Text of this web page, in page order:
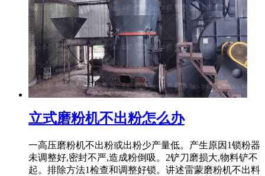
立式磨粉机不出粉怎么办
一高压磨粉机不出粉或出粉少产量低。产生原因1锁粉器
未调整好,密封不严,造成粉倒吸。2铲刀磨损大,物料铲不
起。排除方法1检查和调整好锁。讲述雷蒙磨粉机不出料